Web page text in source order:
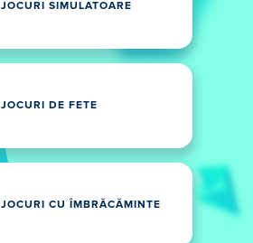
JOCURI SIMULATOARE
JOCURI DE FETE
JOCURI CU ÎMBRĂCĂMINTE